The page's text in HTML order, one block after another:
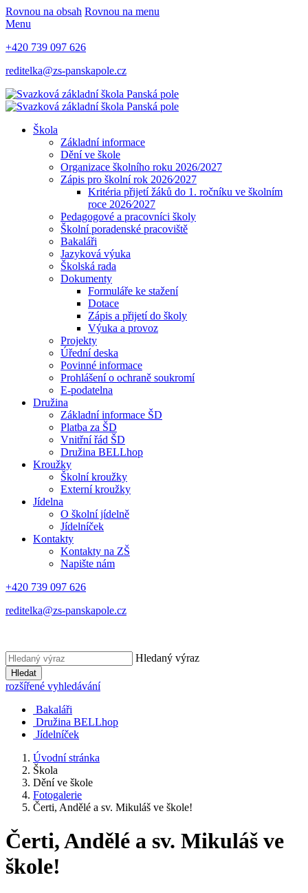
Rovnou na obsah Rovnou na menu
Menu
+420 739 097 626
reditelka@zs-panskapole.cz
Škola
Základní informace
Dění ve škole
Organizace školního roku 2026/2027
Zápis pro školní rok 2026⁄2027
Kritéria přijetí žáků do 1. ročníku ve školním
roce 2026⁄2027
Pedagogové a pracovníci školy
Školní poradenské pracoviště
Bakaláři
Jazyková výuka
Školská rada
Dokumenty
Formuláře ke stažení
Dotace
Zápis a přijetí do školy
Výuka a provoz
Projekty
Úřední deska
Povinné informace
Prohlášení o ochraně soukromí
E-podatelna
Družina
Základní informace ŠD
Platba za ŠD
Vnitřní řád ŠD
Družina BELLhop
Kroužky
Školní kroužky
Externí kroužky
Jídelna
O školní jídelně
Jídelníček
Kontakty
Kontakty na ZŠ
Napište nám
+420 739 097 626
reditelka@zs-panskapole.cz
Hledaný výraz
Hledat
rozšířené vyhledávání
Bakaláři
Družina BELLhop
Jídelníček
Úvodní stránka
Škola
Dění ve škole
Fotogalerie
Čerti, Andělé a sv. Mikuláš ve škole!
Čerti, Andělé a sv. Mikuláš ve
škole!